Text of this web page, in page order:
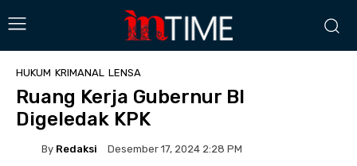
HUKUM KRIMANAL LENSA
Ruang Kerja Gubernur BI
Digeledak KPK
By Redaksi Desember 17, 2024 2:28 PM